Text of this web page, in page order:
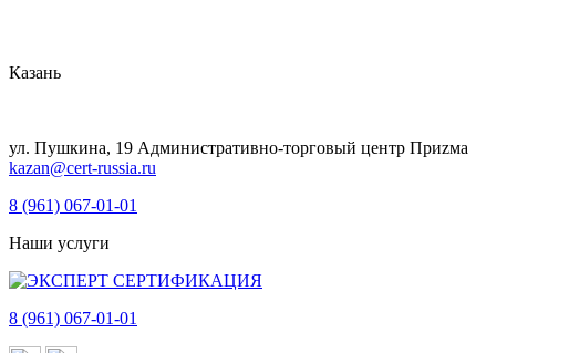
Казань
ул. Пушкина, 19 Административно-торговый центр Приzма
kazan@cert-russia.ru
8 (961) 067-01-01
Наши услуги
8 (961) 067-01-01